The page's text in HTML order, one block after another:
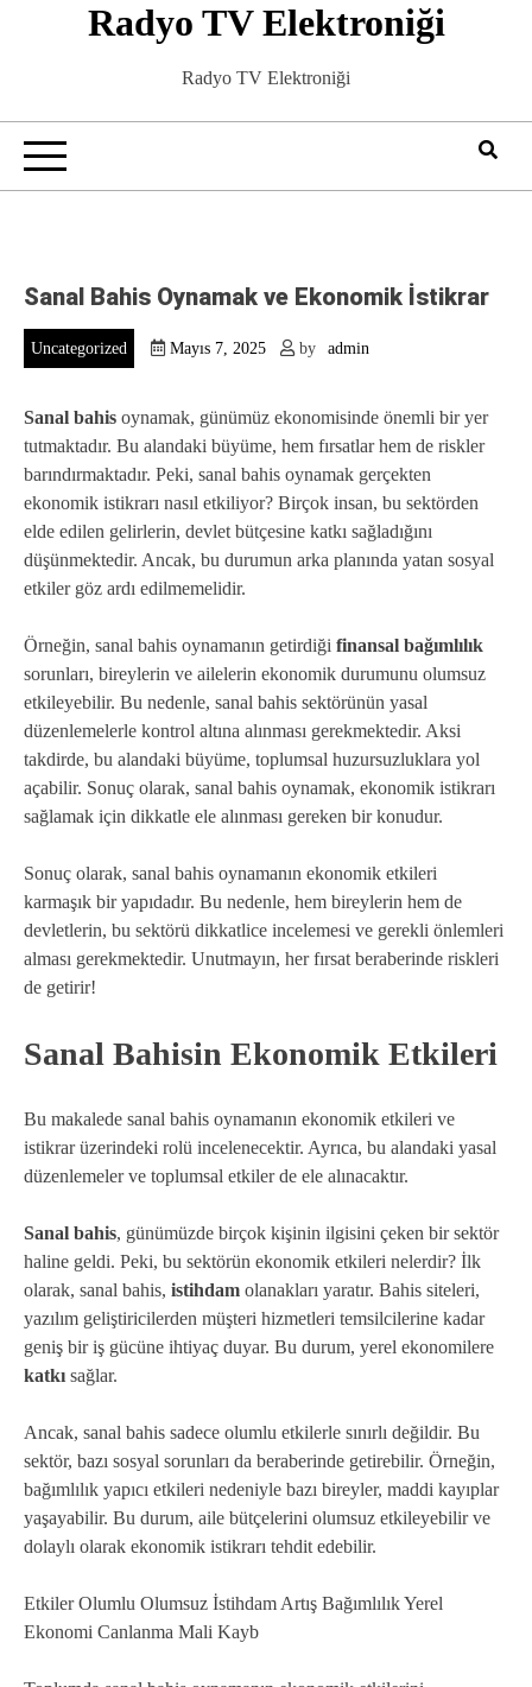
Radyo TV Elektroniği
Radyo TV Elektroniği
Sanal Bahis Oynamak ve Ekonomik İstikrar
Uncategorized Mayıs 7, 2025 by admin
Sanal bahis oynamak, günümüz ekonomisinde önemli bir yer
tutmaktadır. Bu alandaki büyüme, hem fırsatlar hem de riskler
barındırmaktadır. Peki, sanal bahis oynamak gerçekten
ekonomik istikrarı nasıl etkiliyor? Birçok insan, bu sektörden
elde edilen gelirlerin, devlet bütçesine katkı sağladığını
düşünmektedir. Ancak, bu durumun arka planında yatan sosyal
etkiler göz ardı edilmemelidir.
Örneğin, sanal bahis oynamanın getirdiği finansal bağımlılık
sorunları, bireylerin ve ailelerin ekonomik durumunu olumsuz
etkileyebilir. Bu nedenle, sanal bahis sektörünün yasal
düzenlemelerle kontrol altına alınması gerekmektedir. Aksi
takdirde, bu alandaki büyüme, toplumsal huzursuzluklara yol
açabilir. Sonuç olarak, sanal bahis oynamak, ekonomik istikrarı
sağlamak için dikkatle ele alınması gereken bir konudur.
Sonuç olarak, sanal bahis oynamanın ekonomik etkileri
karmaşık bir yapıdadır. Bu nedenle, hem bireylerin hem de
devletlerin, bu sektörü dikkatlice incelemesi ve gerekli önlemleri
alması gerekmektedir. Unutmayın, her fırsat beraberinde riskleri
de getirir!
Sanal Bahisin Ekonomik Etkileri
Bu makalede sanal bahis oynamanın ekonomik etkileri ve
istikrar üzerindeki rolü incelenecektir. Ayrıca, bu alandaki yasal
düzenlemeler ve toplumsal etkiler de ele alınacaktır.
Sanal bahis, günümüzde birçok kişinin ilgisini çeken bir sektör
haline geldi. Peki, bu sektörün ekonomik etkileri nelerdir? İlk
olarak, sanal bahis, istihdam olanakları yaratır. Bahis siteleri,
yazılım geliştiricilerden müşteri hizmetleri temsilcilerine kadar
geniş bir iş gücüne ihtiyaç duyar. Bu durum, yerel ekonomilere
katkı sağlar.
Ancak, sanal bahis sadece olumlu etkilerle sınırlı değildir. Bu
sektör, bazı sosyal sorunları da beraberinde getirebilir. Örneğin,
bağımlılık yapıcı etkileri nedeniyle bazı bireyler, maddi kayıplar
yaşayabilir. Bu durum, aile bütçelerini olumsuz etkileyebilir ve
dolaylı olarak ekonomik istikrarı tehdit edebilir.
Etkiler Olumlu Olumsuz İstihdam Artış Bağımlılık Yerel
Ekonomi Canlanma Mali Kayb